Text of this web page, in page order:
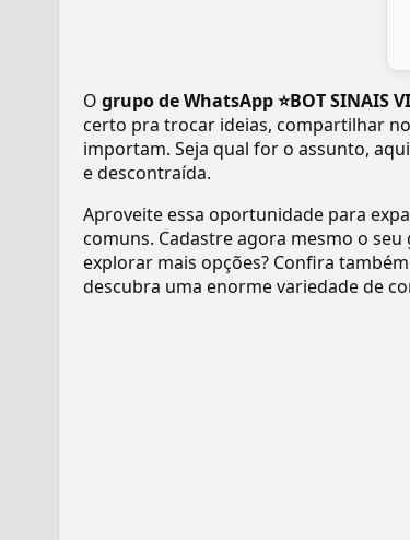
O grupo de WhatsApp ⭐BOT SINAIS
certo pra trocar ideias, compartilhar
importam. Seja qual for o assunto,
e descontraída.
Aproveite essa oportunidade para
comuns. Cadastre agora mesmo o
explorar mais opções? Confira
descubra uma enorme variedade de